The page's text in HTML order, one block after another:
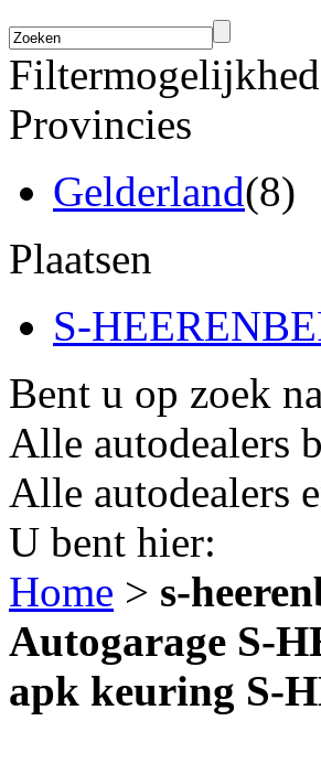
Provincies
Gelderland(8)
Plaatsen
S-
Bent u op zoek
Alle autodealers
Alle autodealers
U bent hier:
Home > s-
Autogarage S-
apk keuring S-